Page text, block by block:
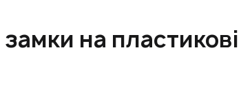
на пластикові